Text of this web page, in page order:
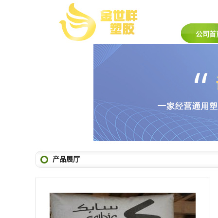
公司首
产品展厅